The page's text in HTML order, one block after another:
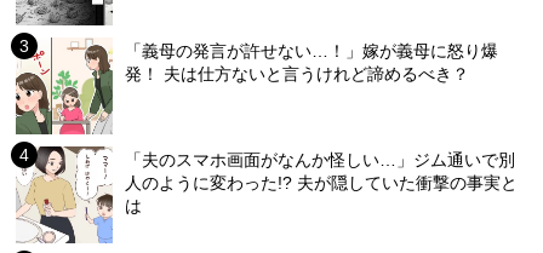
「義母の発言が許せない…！」嫁が義母に怒り爆
発！ 夫は仕方ないと言うけれど諦めるべき？
「夫のスマホ画面がなんか怪しい…」ジム通いで別
人のように変わった!? 夫が隠していた衝撃の事実と
は